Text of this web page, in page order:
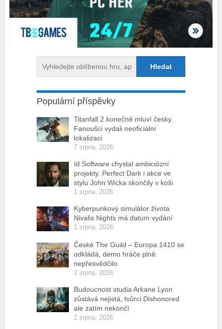
Populární příspěvky
Titanfall 2 konečně mluví česky.
Fanoušci vydali neoficiální
lokalizaci
7 srpna, 2026
Id Software chystal ambiciózní
projekty. Perfect Dark i akce ve
stylu John Wicka skončily v koši
1 srpna, 2026
Kyberpunkový simulátor života
Nivalis Nights má datum vydání
1 srpna, 2026
České The Guild – Europa 1410 se
odkládá, demo hráče plně
nepřesvědčilo
2 srpna, 2026
Budoucnost studia Arkane Lyon
zůstává nejistá, tvůrci Dishonored
ale zatím nekončí
2 srpna, 2026